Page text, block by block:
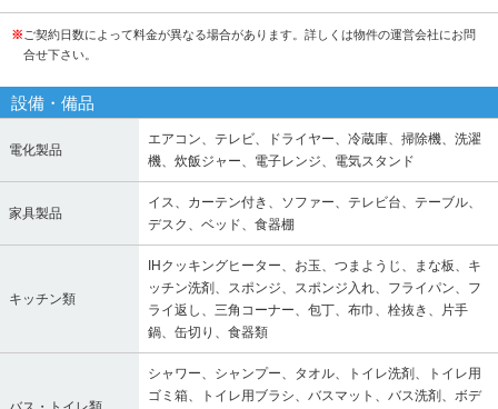
※ ご契約日数によって料金が異なる場合があります。詳しくは物件の運営会社にお問
合せ下さい。
設備・備品
電化製品
エアコン、テレビ、ドライヤー、冷蔵庫、掃除機、洗濯
機、炊飯ジャー、電子レンジ、電気スタンド
家具製品
イス、カーテン付き、ソファー、テレビ台、テーブル、
デスク、ベッド、食器棚
キッチン類
IHクッキングヒーター、お玉、つまようじ、まな板、キ
ッチン洗剤、スポンジ、スポンジ入れ、フライパン、フ
ライ返し、三角コーナー、包丁、布巾、栓抜き、片手
鍋、缶切り、食器類
シャワー、シャンプー、タオル、トイレ洗剤、トイレ用
ゴミ箱、トイレ用ブラシ、バスマット、バス洗剤、ボデ